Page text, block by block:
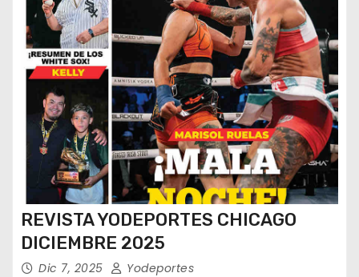
REVISTA YODEPORTES CHICAGO
DICIEMBRE 2025
Dic 7, 2025 Yodeportes